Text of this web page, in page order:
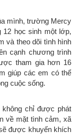
mình, trường Mercy
học sinh một lớp,
và theo dõi tình hình
cạnh chương trình
tham gia hơn 16
giúp các em có thể
cuộc sống.
chỉ được phát
về mặt tình cảm, xã
được khuyến khích